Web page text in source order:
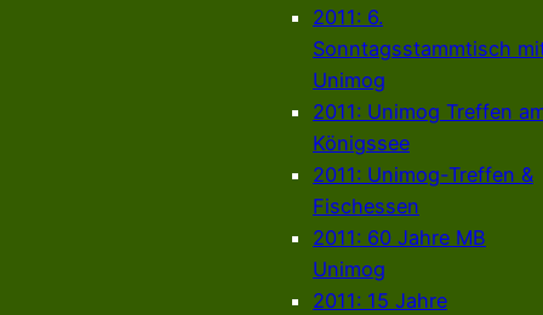
2011: 6.
Sonntagsstammtisch
Unimog
2011: Unimog Treffen
Königssee
2011: Unimog-Treffen &
Fischessen
2011: 60 Jahre MB
Unimog
2011: 15 Jahre